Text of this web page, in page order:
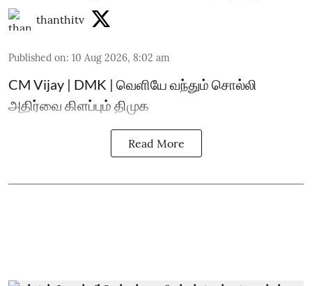
thanthitv
Published on: 10 Aug 2026, 8:02 am
CM Vijay | DMK | வெளியே வந்தும் சொல்லி
அதிர்வை கிளப்பும் திமுக
Read More